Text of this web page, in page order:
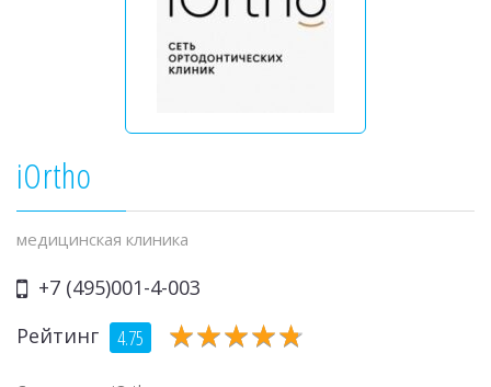
iOrtho
медицинская клиника
+7 (495)001-4-003
Рейтинг
4.75 ★★★★★
★★★★★